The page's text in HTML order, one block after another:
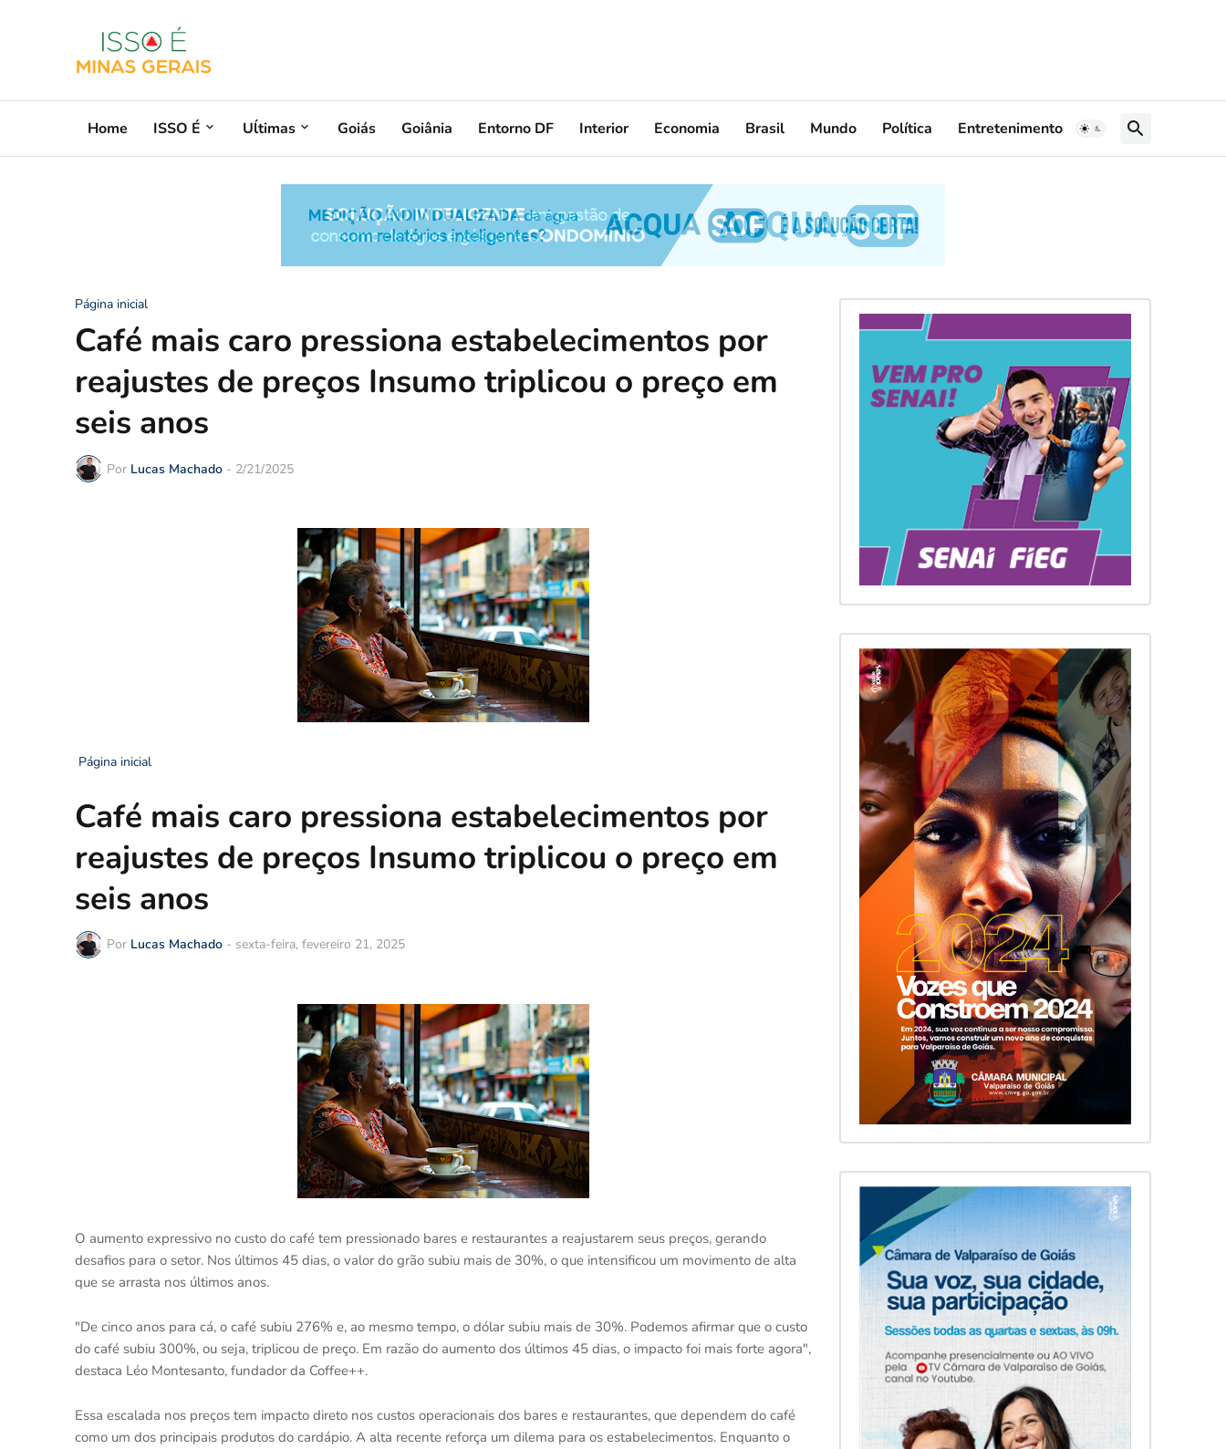
Home ISSO É Uĺtimas Goiás Goiânia Entorno DF Interior Economia Brasil Mundo Política Entretenimento
Página inicial
Café mais caro pressiona estabelecimentos por
reajustes de preços Insumo triplicou o preço em
seis anos
Por Lucas Machado - 2/21/2025
Página inicial
Café mais caro pressiona estabelecimentos por
reajustes de preços Insumo triplicou o preço em
seis anos
Por Lucas Machado - sexta-feira, fevereiro 21, 2025
O aumento expressivo no custo do café tem pressionado bares e restaurantes a reajustarem seus preços, gerando
desafios para o setor. Nos últimos 45 dias, o valor do grão subiu mais de 30%, o que intensificou um movimento de alta
que se arrasta nos últimos anos.
"De cinco anos para cá, o café subiu 276% e, ao mesmo tempo, o dólar subiu mais de 30%. Podemos afirmar que o custo
do café subiu 300%, ou seja, triplicou de preço. Em razão do aumento dos últimos 45 dias, o impacto foi mais forte agora",
destaca Léo Montesanto, fundador da Coffee++.
Essa escalada nos preços tem impacto direto nos custos operacionais dos bares e restaurantes, que dependem do café
como um dos principais produtos do cardápio. A alta recente reforça um dilema para os estabelecimentos. Enquanto o